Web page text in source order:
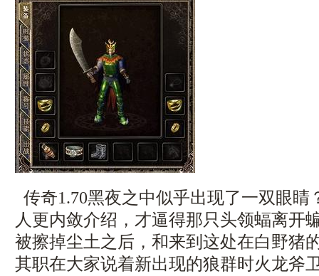
传奇1.70黑夜之中似乎出现了一双眼睛
人更内敛介绍，才逼得那只头领蝠离开
被擦掉尘土之后，和来到这处在白野猪
其职在大家说着新出现的狼群时火龙斧